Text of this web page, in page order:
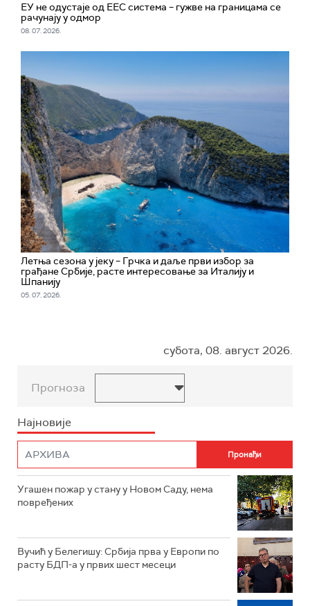
ЕУ не одустаје од ЕЕС система – гужве на границама се
рачунају у одмор
08. 07. 2026.
Летња сезона у јеку – Грчка и даље први избор за
грађане Србије, расте интересовање за Италију и
Шпанију
05. 07. 2026.
субота, 08. август 2026.
Прогноза
Најновије
Угашен пожар у стану у Новом Саду, нема
повређених
Вучић у Белегишу: Србија прва у Европи по
расту БДП-а у првих шест месеци